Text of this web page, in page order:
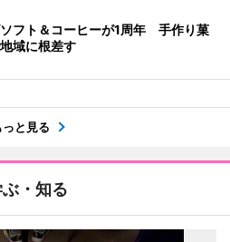
フト＆コーヒーが1周年 手作り菓
域に根差す
っと見る
・知る